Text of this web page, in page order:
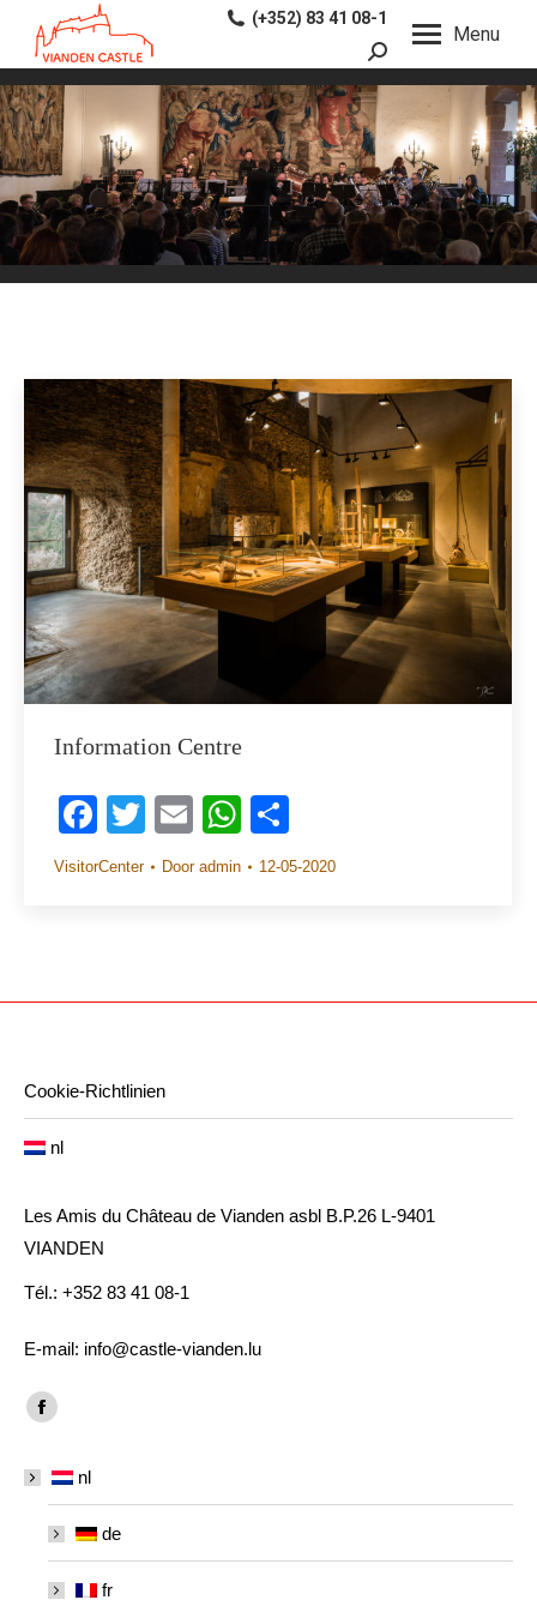
Menu
(+352) 83 41 08-1
Search:
Information Centre
Facebook
Twitter
EmailWhatsApp
VisitorCenter Door admin 12-05-2020
Cookie-Richtlinien
nl
Les Amis du Château de Vianden asbl B.P.26 L-9401
VIANDEN
Tél.: +352 83 41 08-1
E-mail: info@castle-vianden.lu
Vind ons op:
Facebook
opens
new
window
nl
de
fr